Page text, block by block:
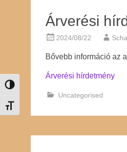
Nagy kontraszt váltása
Betűméret váltása
Árverési
2024/08/22
Bővebb információ az
Árverési hírdetmény
Uncategorised